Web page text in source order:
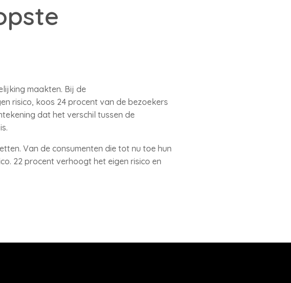
maakten. Bij de
risico, koos 24 procent van de bezoekers
dat het verschil tussen de
Van de consumenten die tot nu toe hun
22 procent verhoogt het eigen risico en